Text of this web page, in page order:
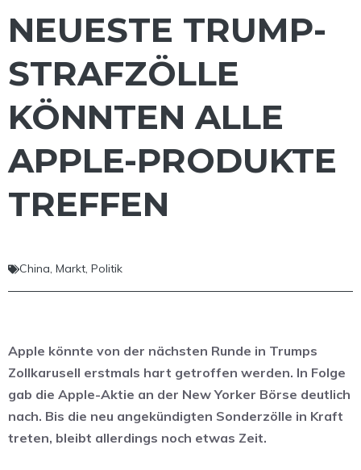
NEUESTE TRUMP-
STRAFZÖLLE
KÖNNTEN ALLE
APPLE-PRODUKTE
TREFFEN
China, Markt, Politik
Apple könnte von der nächsten Runde in Trumps
Zollkarusell erstmals hart getroffen werden. In Folge
gab die Apple-Aktie an der New Yorker Börse deutlich
nach. Bis die neu angekündigten Sonderzölle in Kraft
treten, bleibt allerdings noch etwas Zeit.